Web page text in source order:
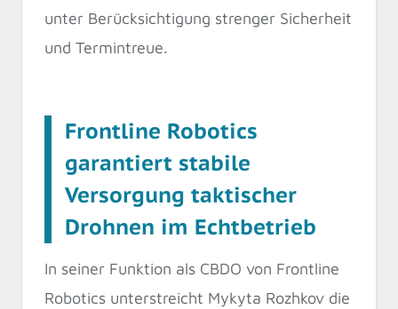
unter Berücksichtigung strenger Sicherheit
und Termintreue.
Frontline Robotics
garantiert stabile
Versorgung taktischer
Drohnen im Echtbetrieb
In seiner Funktion als CBDO von Frontline
Robotics unterstreicht Mykyta Rozhkov die